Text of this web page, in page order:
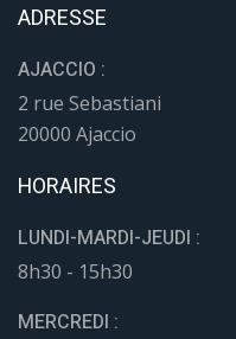
ADRESSE
AJACCIO :
2 rue Sebastiani
20000 Ajaccio
HORAIRES
LUNDI-MARDI-JEUDI :
8h30 - 15h30
MERCREDI :